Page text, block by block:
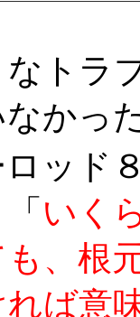
トラ
かっ
ッド
いく
、根
れば意